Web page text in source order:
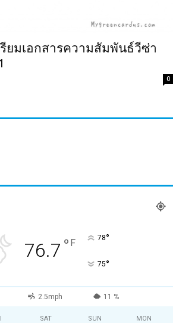
ยมเอกสารความสัมพันธ์วีซ่า
0
76.7 ° F 78°
75°
2.5mph 11 %
SAT SUN MON